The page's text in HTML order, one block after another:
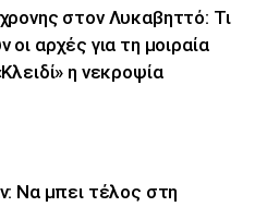
στον Λυκαβηττό: Τι
οι αρχές για τη μοιραία
η νεκροψία
Να μπει τέλος στη